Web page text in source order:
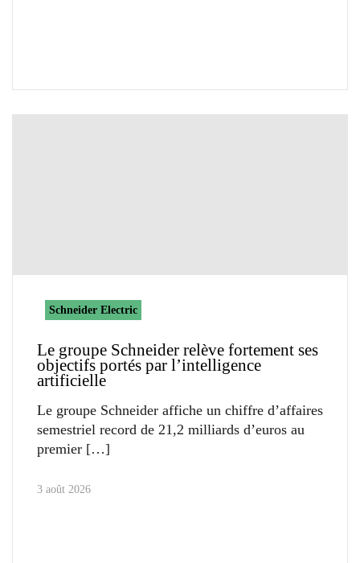
Schneider Electric
Le groupe Schneider relève fortement ses
objectifs portés par l’intelligence
artificielle
Le groupe Schneider affiche un chiffre d’affaires
semestriel record de 21,2 milliards d’euros au
premier
3 août 2026